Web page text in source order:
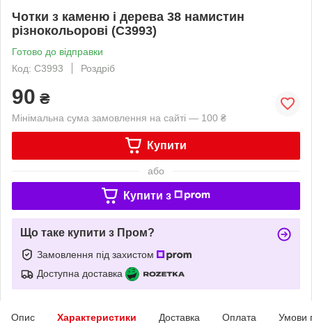
Чотки з каменю і дерева 38 намистин
різнокольорові (C3993)
Готово до відправки
Код: C3993
Роздріб
90 ₴
Мінімальна сума замовлення на сайті — 100 ₴
Купити
або
Купити з
Що таке купити з Пром?
Замовлення під захистом
Доступна доставка
Опис Характеристики Доставка Оплата Умови